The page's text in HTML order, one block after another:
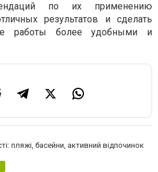
по их применению
результатов и сделать
работы более удобными и
пляжі, басейни, активний відпочинок